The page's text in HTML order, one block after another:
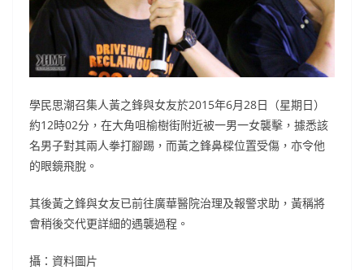
學民思潮召集人黃之鋒與女友於2015年6月28日（星期日）
約12時02分，在大角咀榆樹街附近被一男一女襲擊，據悉該
名男子對其兩人拳打腳踢，而黃之鋒鼻樑位置受傷，亦令他
的眼鏡飛脫。
其後黃之鋒與女友已前往廣華醫院治理及報警求助，黃稱將
會稍後交代更詳細的遇襲過程。
攝：資料圖片